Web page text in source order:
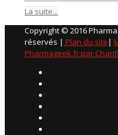
La suite...
Copyright © 2016
réservés | Plan du site|
Pharmageek.fr par